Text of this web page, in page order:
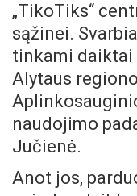
„TikoTiks“
sąžinei.
tinkami daiktai
Alytaus
naudojimo
Jučienė.
Anot jos,